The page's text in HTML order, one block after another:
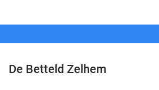
De Betteld Zelhem